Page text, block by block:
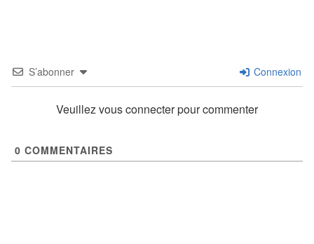
S’abonner Connexion
Veuillez vous connecter pour commenter
0 COMMENTAIRES